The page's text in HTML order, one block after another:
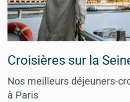
Croisières sur la
Nos meilleurs déjeuners-
à Paris